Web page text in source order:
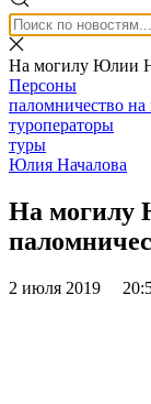
На могилу Юлии
Персоны
паломничество на
туроператоры
туры
Юлия Началова
На могилу
2 июля 2019